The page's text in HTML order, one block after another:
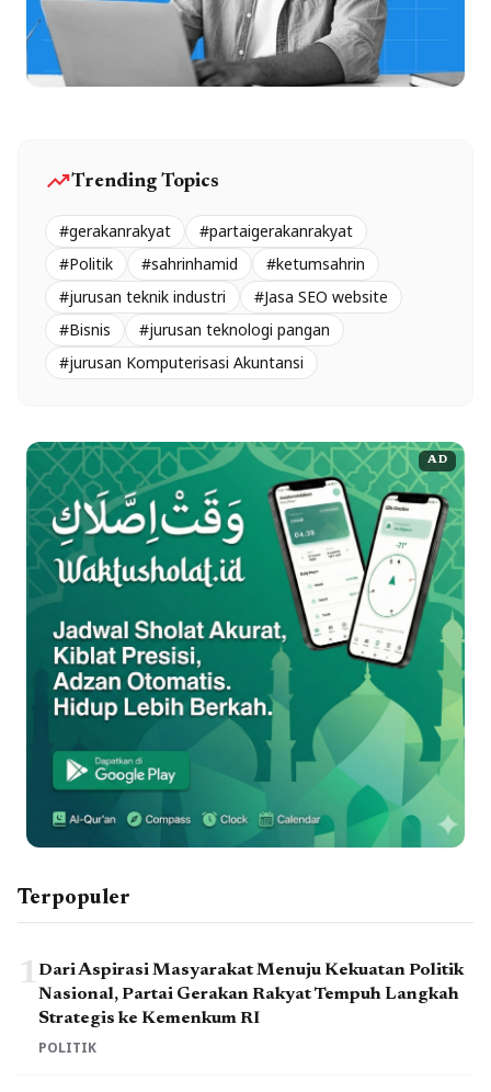
trending_upTrending Topics
#gerakanrakyat
#partaigerakanrakyat
#Politik
#sahrinhamid
#ketumsahrin
#jurusan teknik industri
#Jasa SEO website
#Bisnis
#jurusan teknologi pangan
#jurusan Komputerisasi Akuntansi
AD
Terpopuler
1 Dari Aspirasi Masyarakat Menuju Kekuatan Politik
Nasional, Partai Gerakan Rakyat Tempuh Langkah
Strategis ke Kemenkum RI
POLITIK